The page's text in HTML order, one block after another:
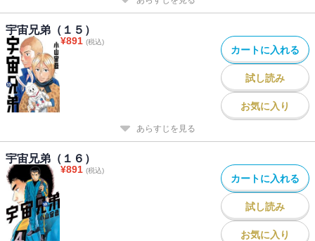
宇宙兄弟（１５）
¥891 (税込)
カートに入れる
試し読み
お気に入り
あらすじを見る
宇宙兄弟（１６）
¥891 (税込)
カートに入れる
試し読み
お気に入り